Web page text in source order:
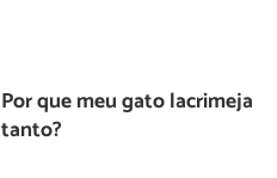
Por que meu gato lacrimeja
tanto?